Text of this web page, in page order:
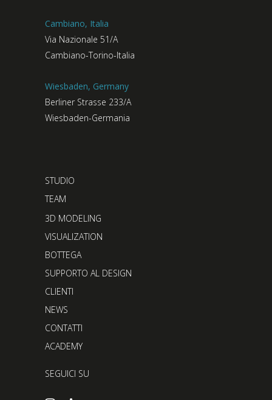
Cambiano, Italia
Via Nazionale 51/A
Cambiano-Torino-Italia
Wiesbaden, Germany
Berliner Strasse 233/A
Wiesbaden-Germania
STUDIO
TEAM
3D MODELING
VISUALIZATION
BOTTEGA
SUPPORTO AL DESIGN
CLIENTI
NEWS
CONTATTI
ACADEMY
SEGUICI SU